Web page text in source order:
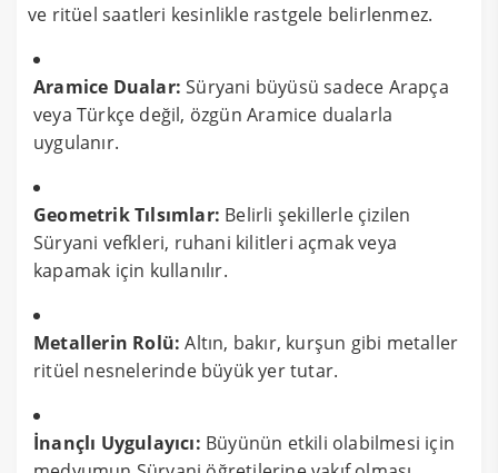
ve ritüel saatleri kesinlikle rastgele belirlenmez.
Aramice Dualar: Süryani büyüsü sadece Arapça
veya Türkçe değil, özgün Aramice dualarla
uygulanır.
Geometrik Tılsımlar: Belirli şekillerle çizilen
Süryani vefkleri, ruhani kilitleri açmak veya
kapamak için kullanılır.
Metallerin Rolü: Altın, bakır, kurşun gibi metaller
ritüel nesnelerinde büyük yer tutar.
İnançlı Uygulayıcı: Büyünün etkili olabilmesi için